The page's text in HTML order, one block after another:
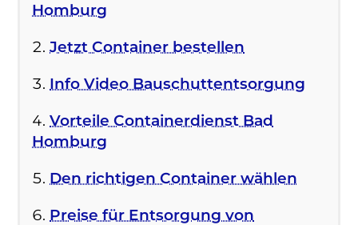
Homburg
Jetzt Container bestellen
Info Video Bauschuttentsorgung
Vorteile Containerdienst Bad
Homburg
Den richtigen Container wählen
Preise für Entsorgung von